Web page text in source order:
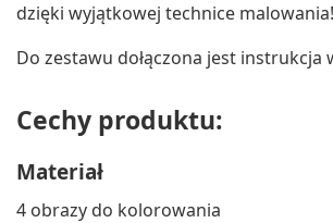
dzięki wyjątkowej technice malowania!
Do zestawu dołączona jest instrukcja
Cechy produktu:
Materiał
4 obrazy do kolorowania